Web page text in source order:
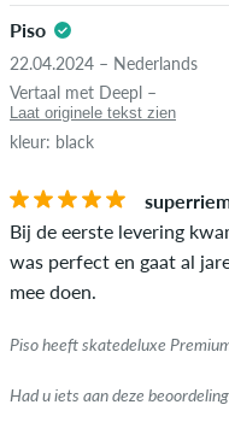
Piso
22.04.2024 – Nederlands
Vertaal met Deepl –
Laat originele tekst zien
kleur: black
Bij de eerste levering
was perfect en gaat al
mee doen.
Piso heeft skatedeluxe
Had u iets aan deze